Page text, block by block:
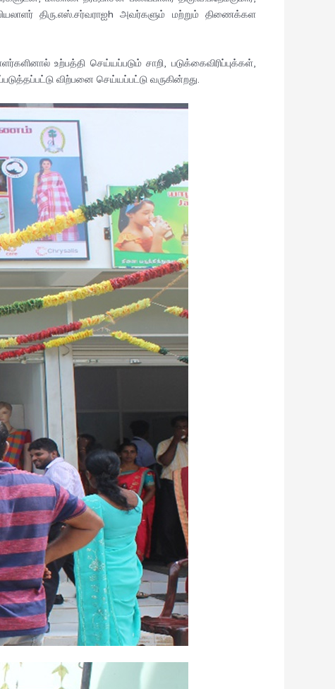
திரு.எஸ்.சர்வராஐh அவர்களும் மற்றும் திணைக்கள
உற்பத்தி செய்யப்படும் சாறி, படுக்கைவிரிப்புக்கள்,
விற்பனை செய்யப்பட்டு வருகின்றது.